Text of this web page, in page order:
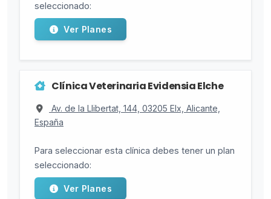
seleccionado:
Ver Planes
Clínica Veterinaria Evidensia Elche
Av. de la Llibertat, 144, 03205 Elx, Alicante,
España
Para seleccionar esta clínica debes tener un plan
seleccionado:
Ver Planes